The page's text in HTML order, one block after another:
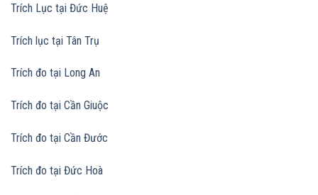
Trích Lục tại Đức Huệ
Trích lục tại Tân Trụ
Trích đo tại Long An
Trích đo tại Cần Giuộc
Trích đo tại Cần Đước
Trích đo tại Đức Hoà